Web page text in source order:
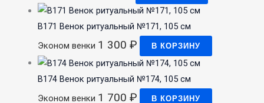
В171 Венок ритуальный №171, 105 см
Эконом венки 1 300 ₽ В КОРЗИНУ
В174 Венок ритуальный №174, 105 см
Эконом венки 1 700 ₽ В КОРЗИНУ